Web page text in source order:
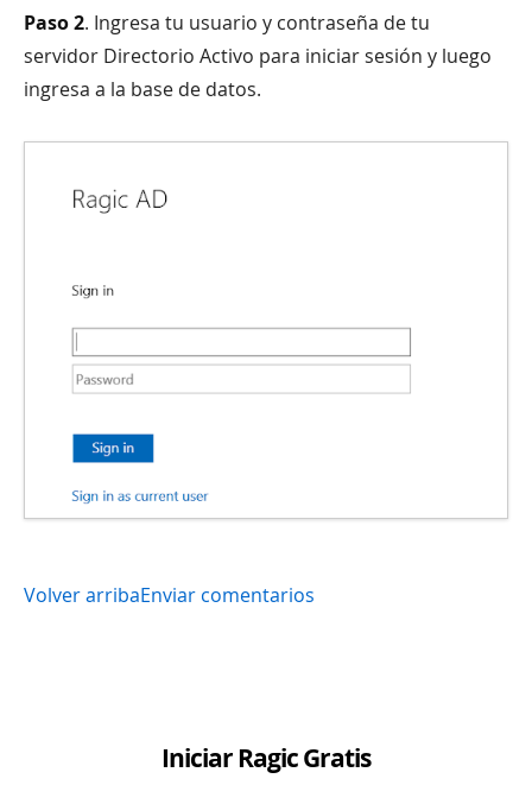
Paso 2. Ingresa tu usuario y contraseña de tu
servidor Directorio Activo para iniciar sesión y luego
ingresa a la base de datos.
Volver arribaEnviar comentarios
Iniciar Ragic Gratis